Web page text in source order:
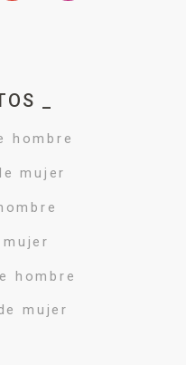
_
hombre
mujer
hombre
mujer